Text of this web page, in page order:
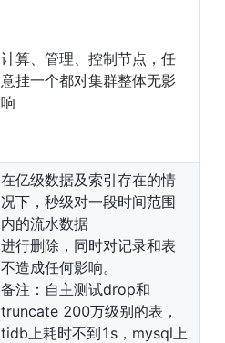
计算、管理、控制节点，任
意挂一个都对集群整体无影
响
在亿级数据及索引存在的情
况下，秒级对一段时间范围
内的流水数据
进行删除，同时对记录和表
不造成任何影响。
备注：自主测试drop和
truncate 200万级别的表，
tidb上耗时不到1s，mysql上